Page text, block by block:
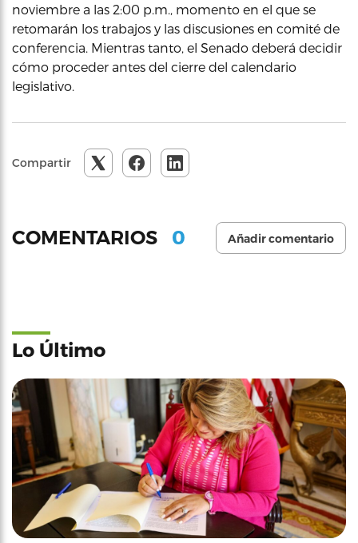
noviembre a las 2:00 p.m., momento en el que se
retomarán los trabajos y las discusiones en comité de
conferencia. Mientras tanto, el Senado deberá decidir
cómo proceder antes del cierre del calendario
legislativo.
Compartir
COMENTARIOS 0 Añadir comentario
Lo Último